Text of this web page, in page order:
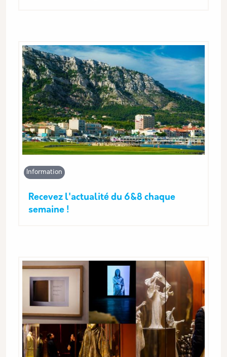
Information
Recevez l'actualité du 6&8 chaque
semaine !